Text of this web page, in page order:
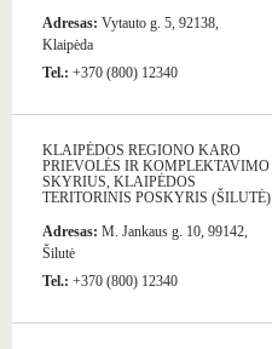
Adresas: Vytauto g. 5, 92138,
Klaipėda
Tel.: +370 (800) 12340
KLAIPĖDOS REGIONO KARO
PRIEVOLĖS IR KOMPLEKTAVIMO
SKYRIUS, KLAIPĖDOS
TERITORINIS POSKYRIS (ŠILUTĖ)
Adresas: M. Jankaus g. 10, 99142,
Šilutė
Tel.: +370 (800) 12340